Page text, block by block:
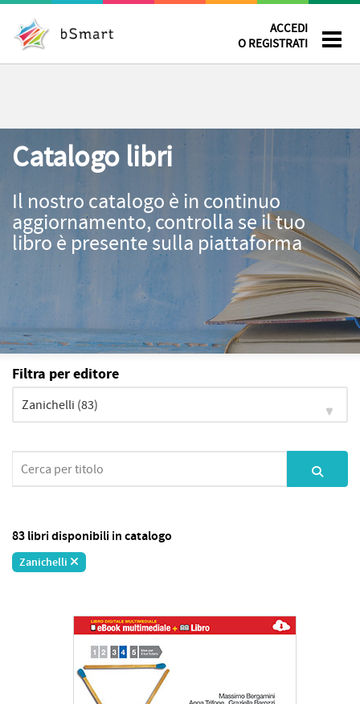
ACCEDI
O REGISTRATI
Catalogo libri
Il nostro catalogo è in continuo
aggiornamento, controlla se il tuo
libro è presente sulla piattaforma
Filtra per editore
83 libri disponibili in catalogo
Zanichelli